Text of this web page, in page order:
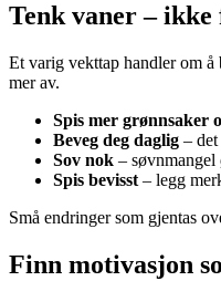
Tenk vaner –
Et varig vekttap handler om
mer av.
Spis mer grønnsaker
Beveg deg daglig –
Sov nok – søvnmangel
Spis bevisst – legg
Små endringer som gjentas
Finn motivasjon